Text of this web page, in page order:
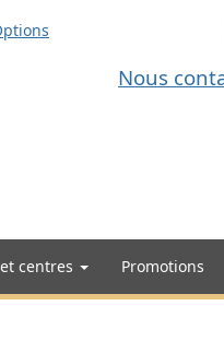
Nous
centres Promotions